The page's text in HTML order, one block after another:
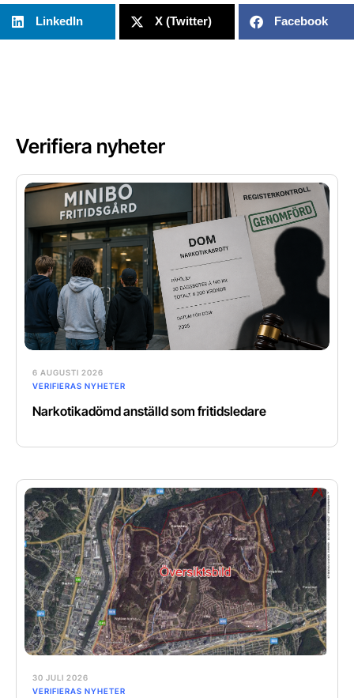
LinkedIn X (Twitter) Facebook
Verifiera nyheter
6 AUGUSTI 2026
VERIFIERAS NYHETER
Narkotikadömd anställd som fritidsledare
30 JULI 2026
VERIFIERAS NYHETER